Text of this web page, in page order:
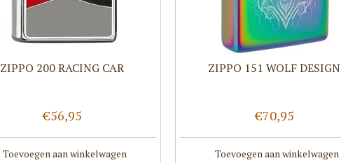
ZIPPO 200 RACING CAR
€56,95
Toevoegen aan winkelwagen
ZIPPO 151 WOLF DESIGN
€70,95
Toevoegen aan winkelwagen